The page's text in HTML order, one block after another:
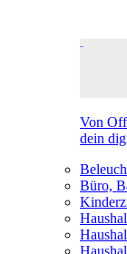
Von
dein
Büro,